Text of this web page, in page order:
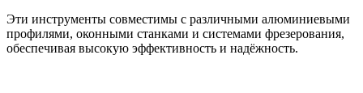
Эти инструменты совместимы с различными алюминиевыми
профилями, оконными станками и системами фрезерования,
обеспечивая высокую эффективность и надёжность.